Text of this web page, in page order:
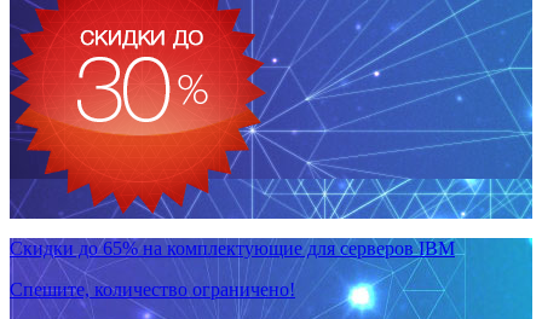
Скидки до 65% на комплектующие для серверов IBM
Спешите, количество ограничено!